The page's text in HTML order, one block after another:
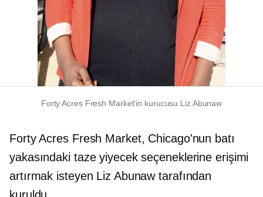
Forty Acres Fresh Market'in kurucusu Liz Abunaw
Forty Acres Fresh Market, Chicago'nun batı
yakasındaki taze yiyecek seçeneklerine erişimi
artırmak isteyen Liz Abunaw tarafından